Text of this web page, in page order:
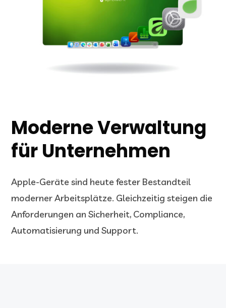
Moderne Verwaltung
für Unternehmen
Apple-Geräte sind heute fester Bestandteil
moderner Arbeitsplätze. Gleichzeitig steigen die
Anforderungen an Sicherheit, Compliance,
Automatisierung und Support.